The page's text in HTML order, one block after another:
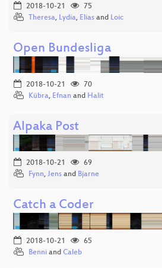
2018-10-21
75
Theresa, Lydia, Elias and Loic
Open Bundesliga
2018-10-21
70
Kübra, Efnan and Halit
Alpaka Post
2018-10-21
69
Fynn, Jens and Bjarne
Catch a Coder
2018-10-21
65
Benni and Caleb